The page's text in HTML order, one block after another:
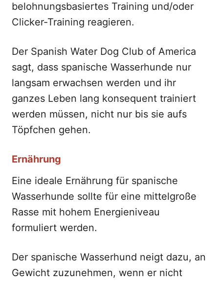
belohnungsbasiertes Training und/oder
Clicker-Training reagieren.
Der Spanish Water Dog Club of America
sagt, dass spanische Wasserhunde nur
langsam erwachsen werden und ihr
ganzes Leben lang konsequent trainiert
werden müssen, nicht nur bis sie aufs
Töpfchen gehen.
Ernährung
Eine ideale Ernährung für spanische
Wasserhunde sollte für eine mittelgroße
Rasse mit hohem Energieniveau
formuliert werden.
Der spanische Wasserhund neigt dazu, an
Gewicht zuzunehmen, wenn er nicht